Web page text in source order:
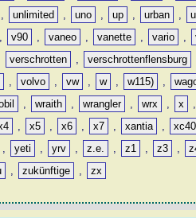
, unlimited , uno , up , urban ,
, v90 , vaneo , vanette , vario ,
verschrotten , verschrottenflensburg
, volvo , vw , w , w115) ,
, wraith , wrangler , wrx , x ,
, x5 , x6 , x7 , xantia , xc40
, yeti , yrv , z.e. , z1 , z3 ,
, zukünftige , zx